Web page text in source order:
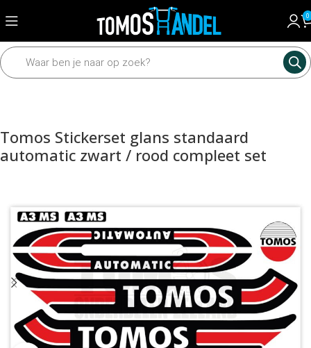
0
Home Framedelen Stickers
Tomos Stickerset glans standaard
automatic zwart / rood compleet set